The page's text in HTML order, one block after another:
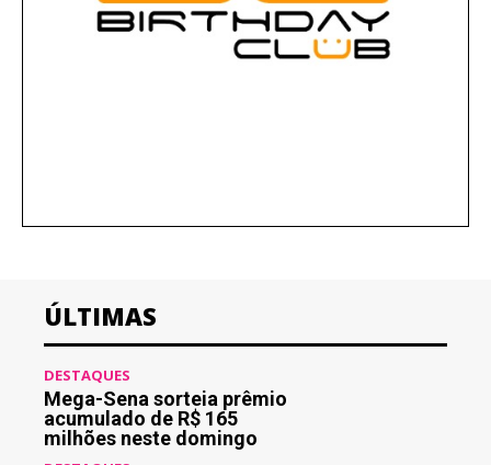
ÚLTIMAS
DESTAQUES
Mega-Sena sorteia prêmio
acumulado de R$ 165
milhões neste domingo